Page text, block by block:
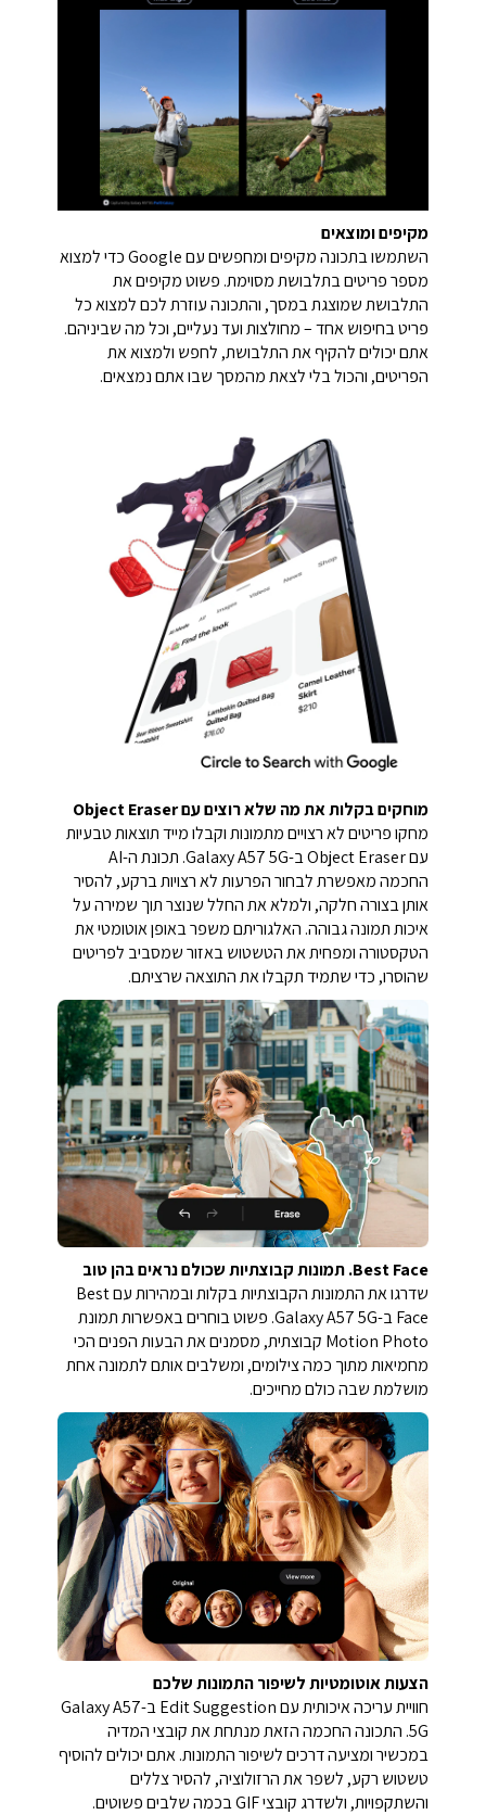
מקיפים ומוצאים
השתמשו בתכונה מקיפים ומחפשים עם Google כדי למצוא
מספר פריטים בתלבושת מסוימת. פשוט מקיפים את
התלבושת שמוצגת במסך, והתכונה עוזרת לכם למצוא כל
פריט בחיפוש אחד – מחולצות ועד נעליים, וכל מה שביניהם.
אתם יכולים להקיף את התלבושת, לחפש ולמצוא את
הפריטים, והכול בלי לצאת מהמסך שבו אתם נמצאים.
מוחקים בקלות את מה שלא רוצים עם Object Eraser
מחקו פריטים לא רצויים מתמונות וקבלו מייד תוצאות טבעיות
עם Object Eraser ב-Galaxy A57 5G. תכונת ה-AI
החכמה מאפשרת לבחור הפרעות לא רצויות ברקע, להסיר
אותן בצורה חלקה, ולמלא את החלל שנוצר תוך שמירה על
איכות תמונה גבוהה. האלגוריתם משפר באופן אוטומטי את
הטקסטורה ומפחית את הטשטוש באזור שמסביב לפריטים
שהוסרו, כדי שתמיד תקבלו את התוצאה שרציתם.
Best Face. תמונות קבוצתיות שכולם נראים בהן טוב
שדרגו את התמונות הקבוצתיות בקלות ובמהירות עם Best
Face ב-Galaxy A57 5G. פשוט בוחרים באפשרות תמונת
Motion Photo קבוצתית, מסמנים את הבעות הפנים הכי
מחמיאות מתוך כמה צילומים, ומשלבים אותם לתמונה אחת
מושלמת שבה כולם מחייכים.
הצעות אוטומטיות לשיפור התמונות שלכם
חוויית עריכה איכותית עם Edit Suggestion ב-Galaxy A57
5G. התכונה החכמה הזאת מנתחת את קובצי המדיה
במכשיר ומציעה דרכים לשיפור התמונות. אתם יכולים להוסיף
טשטוש רקע, לשפר את הרזולוציה, להסיר צללים
והשתקפויות, ולשדרג קובצי GIF בכמה שלבים פשוטים.